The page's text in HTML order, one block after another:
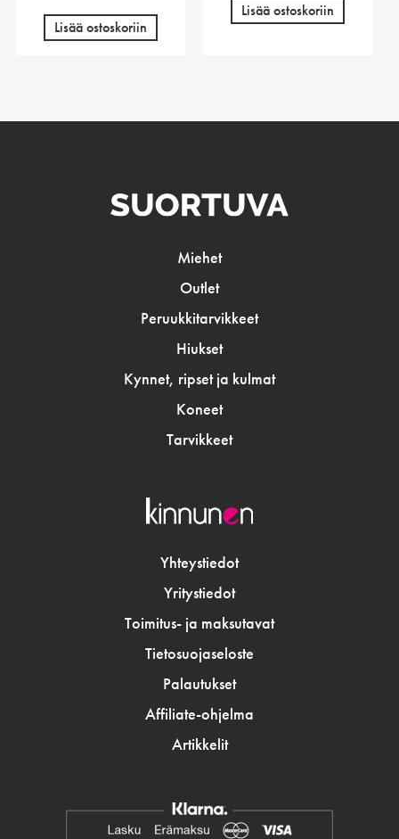
Lisää ostoskoriin
Lisää ostoskoriin
Miehet
Outlet
Peruukkitarvikkeet
Hiukset
Kynnet, ripset ja kulmat
Koneet
Tarvikkeet
Yhteystiedot
Yritystiedot
Toimitus- ja maksutavat
Tietosuojaseloste
Palautukset
Affiliate-ohjelma
Artikkelit